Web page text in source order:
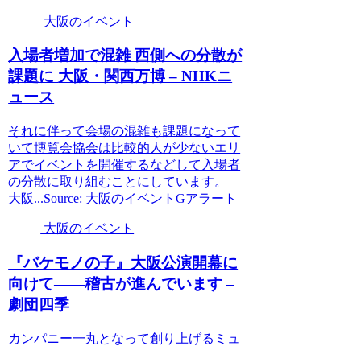
大阪のイベント
入場者増加で混雑 西側への分散が
課題に 大阪 ・関西万博 – NHKニ
ュース
それに伴って会場の混雑も課題になって
いて博覧会協会は比較的人が少ないエリ
アでイベントを開催するなどして入場者
の分散に取り組むことにしています。
大阪...Source: 大阪のイベントGアラート
大阪のイベント
『バケモノの子』 大阪公演開幕に
向けて――稽古が進んでいます –
劇団四季
カンパニー一丸となって創り上げるミュ